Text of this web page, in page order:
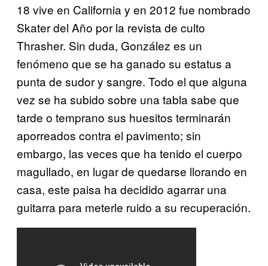
18 vive en California y en 2012 fue nombrado
Skater del Año por la revista de culto
Thrasher. Sin duda, González es un
fenómeno que se ha ganado su estatus a
punta de sudor y sangre. Todo el que alguna
vez se ha subido sobre una tabla sabe que
tarde o temprano sus huesitos terminarán
aporreados contra el pavimento; sin
embargo, las veces que ha tenido el cuerpo
magullado, en lugar de quedarse llorando en
casa, este paisa ha decidido agarrar una
guitarra para meterle ruido a su recuperación.